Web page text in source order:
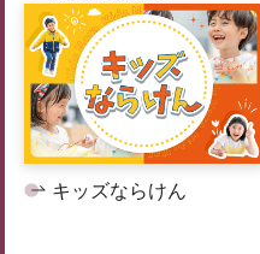
キッズならけん